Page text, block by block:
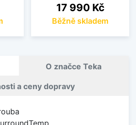
Cena
17 990 Kč
Běžně skladem
O značce Teka
a ceny dopravy